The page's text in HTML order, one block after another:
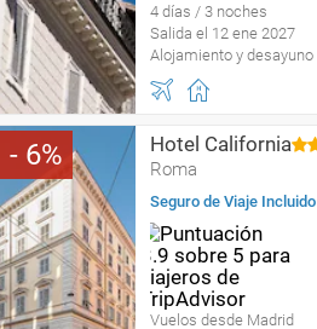
4 días / 3 noches
Salida el 12 ene 2027
Alojamiento y desayuno
6 Hotel California
Roma
Seguro de Viaje Incluido
Vuelos desde Madrid